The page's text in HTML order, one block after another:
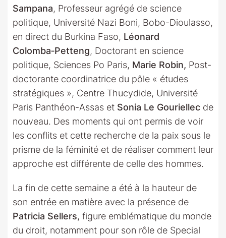
Sampana, Professeur agrégé de science
politique, Université Nazi Boni, Bobo-Dioulasso,
en direct du Burkina Faso, Léonard
Colomba‑Petteng, Doctorant en science
politique, Sciences Po Paris, Marie Robin, Post-
doctorante coordinatrice du pôle « études
stratégiques », Centre Thucydide, Université
Paris Panthéon-Assas et Sonia Le Gouriellec de
nouveau. Des moments qui ont permis de voir
les conflits et cette recherche de la paix sous le
prisme de la féminité et de réaliser comment leur
approche est différente de celle des hommes.
La fin de cette semaine a été à la hauteur de
son entrée en matière avec la présence de
Patricia Sellers, figure emblématique du monde
du droit, notamment pour son rôle de Special